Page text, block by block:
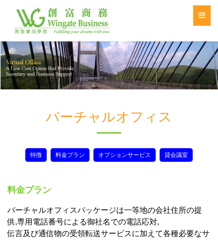
バーチャルオフィス
特徴 料金プラン オプションサービス 貸会議室
料金プラン
バーチャルオフィスパッケージは一等地の会社住所の提
供,専用電話番号による御社名での電話応対,
伝言及び通信物の受領転送サービスに加えて各種必要なサ